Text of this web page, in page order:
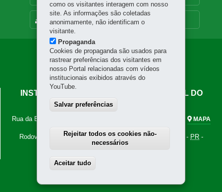
MAPA DO SITE
Navegação
Principal
IAPAR
INSTITUTO DE DESENVOLVIMENTO RURAL DO
PARANÁ - IAPAR-EMATER
Rua da Bandeira, 500 - Cabral MAPA
Tel.: 41 3250-2100
Rodovia Celso Garcia Cid, km 375-86047-902- - PR -
MAPA
como os visitantes interagem com nosso
site. As informações são coletadas
anonimamente, não identificam o
visitante.
Propaganda
Cookies de propaganda são usados para
rastrear preferências dos visitantes em
nosso Portal relacionadas com vídeos
institucionais exibidos através do
YouTube.
Salvar preferências
Rejeitar todos os cookies não-
necessários
Aceitar tudo